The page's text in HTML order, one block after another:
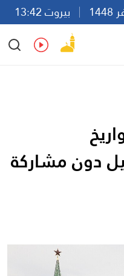
بيروت 13:42
Ar
En Fr Es
دون مشاركة